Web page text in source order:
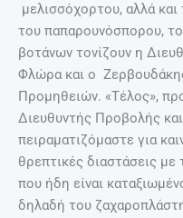
μελισσόχορτου, αλλά
του παπαρουνόσπορου,
βοτάνων τονίζουν η
Φλώρα και ο
Προμηθειών. «Τέλος»,
Διευθυντής Προβολής
πειραματιζόμαστε για
θρεπτικές διαστάσεις
που ήδη είναι
δηλαδή του